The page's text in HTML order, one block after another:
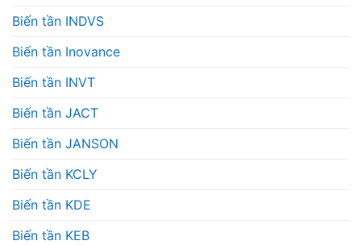
Biến tần INDVS
Biến tần Inovance
Biến tần INVT
Biến tần JACT
Biến tần JANSON
Biến tần KCLY
Biến tần KDE
Biến tần KEB